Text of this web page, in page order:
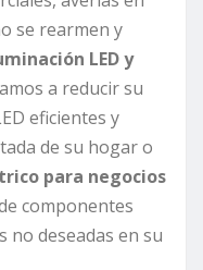
se rearmen y
LED y
a reducir su
eficientes y
de su hogar o
para negocios
componentes
no deseadas en su